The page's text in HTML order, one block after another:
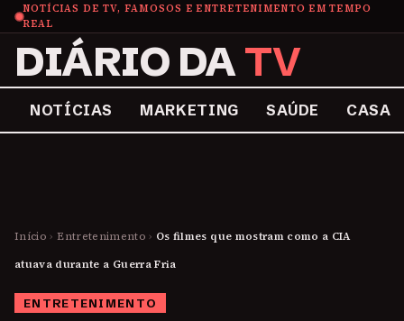
NOTÍCIAS DE TV, FAMOSOS E ENTRETENIMENTO EM TEMPO
REAL
DIÁRIO DATV
NOTÍCIAS MARKETING SAÚDE CASA
Início › Entretenimento › Os filmes que mostram como a CIA
atuava durante a Guerra Fria
ENTRETENIMENTO